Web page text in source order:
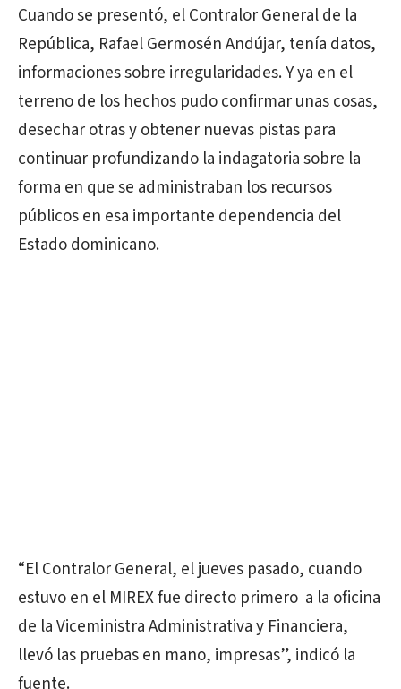
Cuando se presentó, el Contralor General de la
República, Rafael Germosén Andújar, tenía datos,
informaciones sobre irregularidades. Y ya en el
terreno de los hechos pudo confirmar unas cosas,
desechar otras y obtener nuevas pistas para
continuar profundizando la indagatoria sobre la
forma en que se administraban los recursos
públicos en esa importante dependencia del
Estado dominicano.
“El Contralor General, el jueves pasado, cuando
estuvo en el MIREX fue directo primero a la oficina
de la Viceministra Administrativa y Financiera,
llevó las pruebas en mano, impresas”, indicó la
fuente.